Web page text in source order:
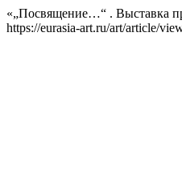
«„Посвящение…“ . Выставка
https://eurasia-art.ru/art/article/